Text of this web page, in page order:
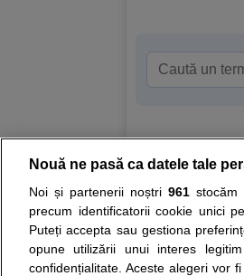
Resurse:
Opiniile avizate
nici diagnosticul
ii punem la
Nouă ne pasă ca datele tale
Noi și partenerii noștri 961stocăm
precum identificatorii cookie unici
Puteți accepta sau gestiona
opune utilizării unui interes
confidențialitate. Aceste alegeri vor